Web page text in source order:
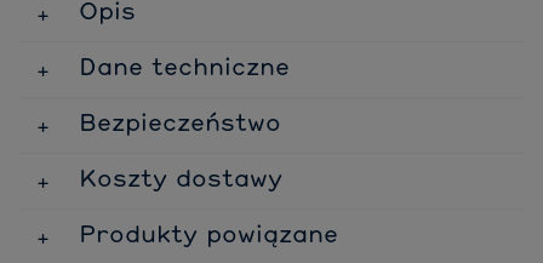
Opis
Dane techniczne
Bezpieczeństwo
Koszty dostawy
Produkty powiązane